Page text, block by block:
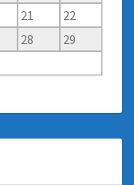
21
22
28
29